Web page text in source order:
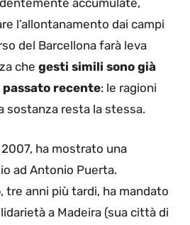
accumulate,
l’allontanamento dai campi
del Barcellona farà leva
che gesti simili sono già
recente: le ragioni
sostanza resta la stessa.
2007, ha mostrato una
ad Antonio Puerta.
, tre anni più tardi, ha mandato
a Madeira (sua città di